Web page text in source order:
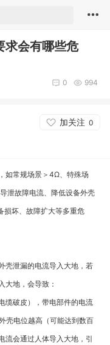
求会有哪些危
994
0
加关注 0
如常规场景＞4Ω、特殊场
泄故障电流、降低设备外壳
损坏、故障扩大等多重危
壳泄漏的电流导入大地，若
大地，会导致：
缆破皮），带电部件的电流
壳电位越高（可能达到数百
流会通过人体导入大地，引